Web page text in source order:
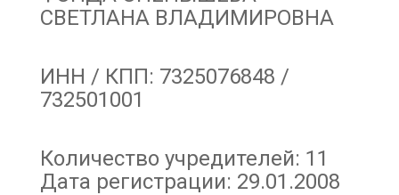
СВЕТЛАНА ВЛАДИМИРОВНА
ИНН / КПП: 7325076848 /
732501001
Количество учредителей: 11
Дата регистрации: 29.01.2008